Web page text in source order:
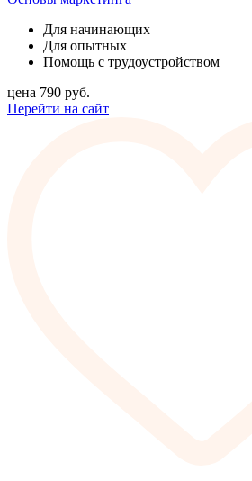
Для начинающих
Для опытных
Помощь с трудоустройством
цена 790 руб.
Перейти на сайт